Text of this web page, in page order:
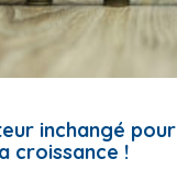
inchangé
croissance !